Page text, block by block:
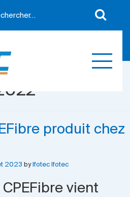
produit chez
2023 byIfotec Ifotec
vient